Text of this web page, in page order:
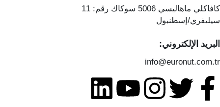
ماهاليسي 5006 سوكاك رقم: 11
إسطنبول
الإلكتروني: